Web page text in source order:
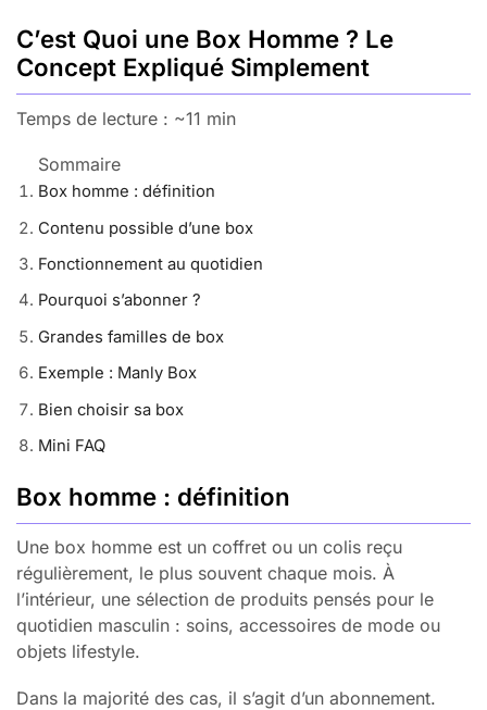
C’est Quoi une Box Homme ? Le
Concept Expliqué Simplement
Temps de lecture : ~11 min
Sommaire
Box homme : définition
Contenu possible d’une box
Fonctionnement au quotidien
Pourquoi s’abonner ?
Grandes familles de box
Exemple : Manly Box
Bien choisir sa box
Mini FAQ
Box homme : définition
Une box homme est un coffret ou un colis reçu
régulièrement, le plus souvent chaque mois. À
l’intérieur, une sélection de produits pensés pour le
quotidien masculin : soins, accessoires de mode ou
objets lifestyle.
Dans la majorité des cas, il s’agit d’un abonnement.